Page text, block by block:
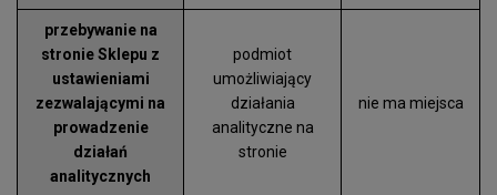
przebywanie na
stronie Sklepu z
ustawieniami
zezwalającymi na
prowadzenie
działań
analitycznych
podmiot
umożliwiający
działania
analityczne na
stronie
nie ma miejsca